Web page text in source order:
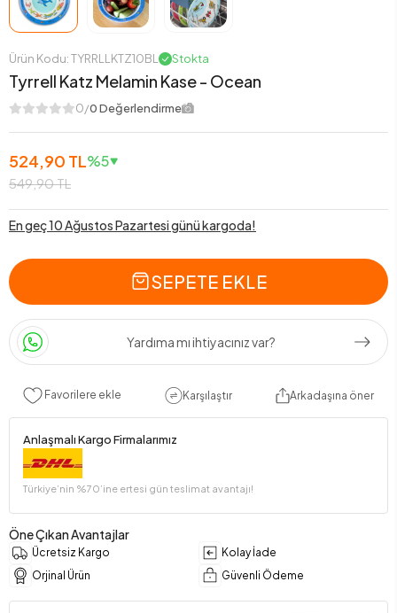
Ürün Kodu: TYRRLLKTZ10BL Stokta
Tyrrell Katz Melamin Kase - Ocean
0/0 Değerlendirme
524,90 TL
549,90 TL
%5
En geç 10 Ağustos Pazartesi günü kargoda!
SEPETE EKLE
Yardıma mı ihtiyacınız var?
Favorilere ekle Karşılaştır Arkadaşına öner
Anlaşmalı Kargo Firmalarımız
Türkiye’nin %70’ine ertesi gün teslimat avantajı!
Öne Çıkan Avantajlar
Ücretsiz Kargo
Kolay İade
Orjinal Ürün
Güvenli Ödeme